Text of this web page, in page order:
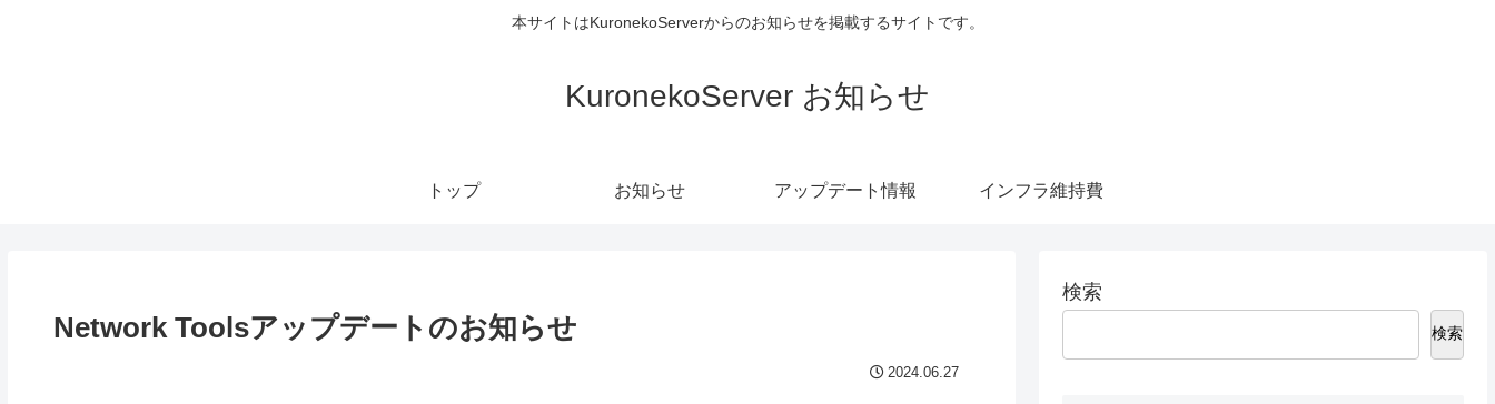
本サイトはKuronekoServerからのお知らせを掲載するサイトです。
KuronekoServer お知らせ
トップ お知らせ アップデート情報 インフラ維持費
Network Toolsアップデートのお知らせ
2024.06.27
検索
検索